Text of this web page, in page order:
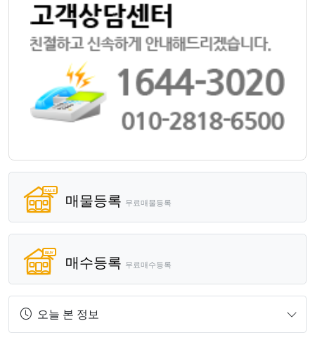
매물등록 무료매물등록
매수등록 무료매수등록
오늘 본 정보